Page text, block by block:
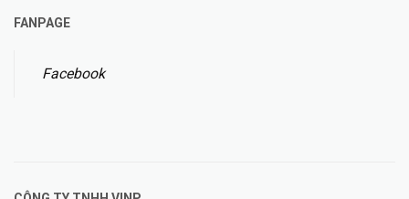
FANPAGE
Facebook